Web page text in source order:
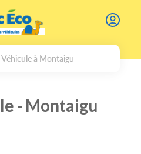
à Montaigu
- Montaigu